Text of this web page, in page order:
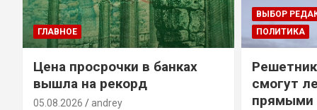
ГЛАВНОЕ
Цена просрочки в банках
вышла на рекорд
05.08.2026 andrey
ВЫБОР
ПОЛИТИКА
смогут
прямыми